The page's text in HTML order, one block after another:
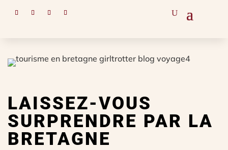
LAISSEZ-VOUS
SURPRENDRE PAR LA
BRETAGNE